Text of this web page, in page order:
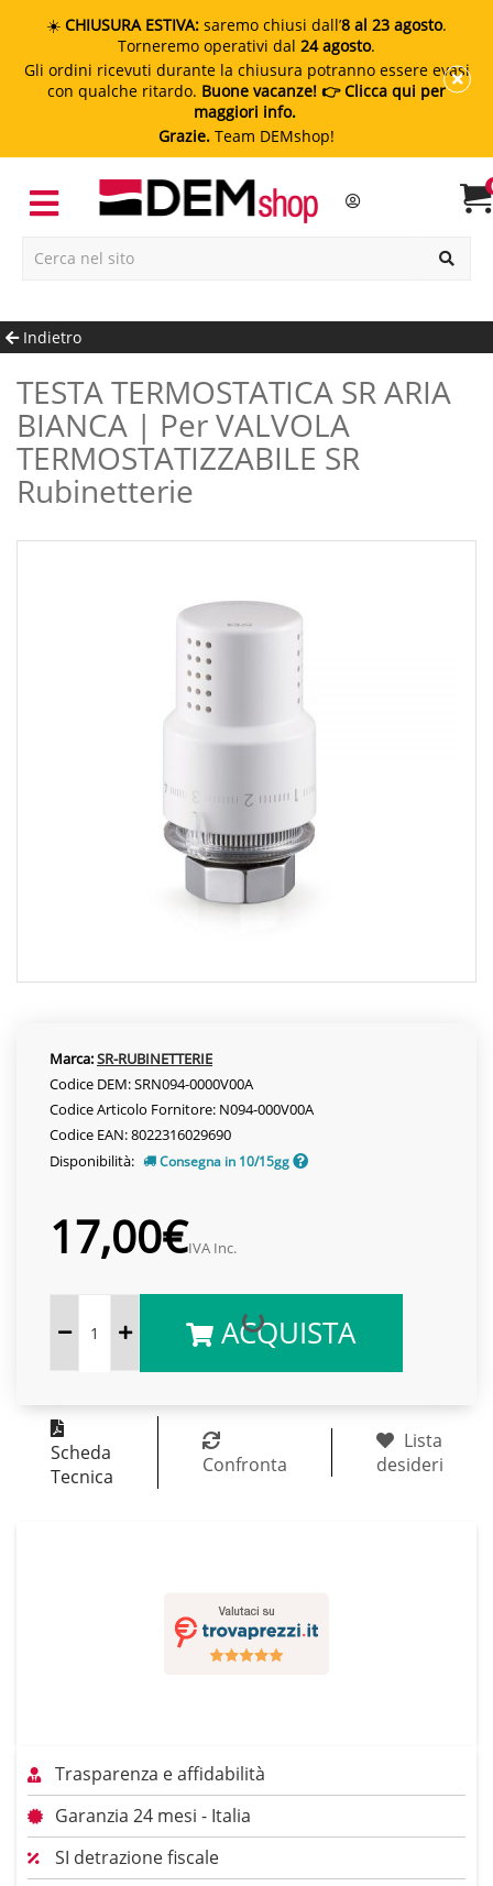
☀️ CHIUSURA ESTIVA: saremo chiusi dall’8 al 23 agosto.
Torneremo operativi dal 24 agosto.
Gli ordini ricevuti durante la chiusura potranno essere evasi
con qualche ritardo. Buone vacanze! 👉 Clicca qui per
maggiori info.
Grazie. Team DEMshop!
Indietro
TESTA TERMOSTATICA SR ARIA
BIANCA | Per VALVOLA
TERMOSTATIZZABILE SR
Rubinetterie
Marca:SR-RUBINETTERIE
Codice DEM: SRN094-0000V00A
Codice Articolo Fornitore: N094-000V00A
Codice EAN: 8022316029690
Disponibilità:
Consegna in 10/15gg
17,00€IVA Inc.
ACQUISTA
Scheda
Tecnica
Confronta
Lista
desideri
Trasparenza e affidabilità
Garanzia 24 mesi - Italia
SI detrazione fiscale